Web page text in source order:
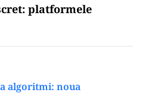
platformele
algoritmi: noua